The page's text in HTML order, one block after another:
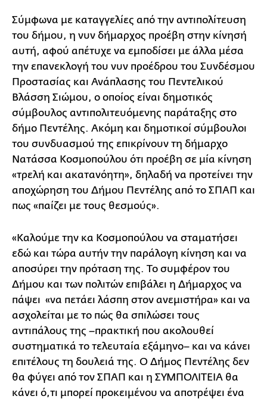
Σύμφωνα με καταγγελίες από την αντιπολίτευση
του δήμου, η νυν δήμαρχος προέβη στην κίνησή
αυτή, αφού απέτυχε να εμποδίσει με άλλα μέσα
την επανεκλογή του νυν προέδρου του Συνδέσμου
Προστασίας και Ανάπλασης του Πεντελικού
Βλάσση Σιώμου, ο οποίος είναι δημοτικός
σύμβουλος αντιπολιτευόμενης παράταξης στο
δήμο Πεντέλης. Ακόμη και δημοτικοί σύμβουλοι
του συνδυασμού της επικρίνουν τη δήμαρχο
Νατάσσα Κοσμοπούλου ότι προέβη σε μία κίνηση
«τρελή και ακατανόητη», δηλαδή να προτείνει την
αποχώρηση του Δήμου Πεντέλης από το ΣΠΑΠ και
πως «παίζει με τους θεσμούς».
«Καλούμε την κα Κοσμοπούλου να σταματήσει
εδώ και τώρα αυτήν την παράλογη κίνηση και να
αποσύρει την πρόταση της. Το συμφέρον του
Δήμου και των πολιτών επιβάλει η Δήμαρχος να
πάψει «να πετάει λάσπη στον ανεμιστήρα» και να
ασχολείται με το πώς θα σπιλώσει τους
αντιπάλους της –πρακτική που ακολουθεί
συστηματικά το τελευταία εξάμηνο– και να κάνει
επιτέλους τη δουλειά της. Ο Δήμος Πεντέλης δεν
θα φύγει από τον ΣΠΑΠ και η ΣΥΜΠΟΛΙΤΕΙΑ θα
κάνει ό,τι μπορεί προκειμένου να αποτρέψει ένα